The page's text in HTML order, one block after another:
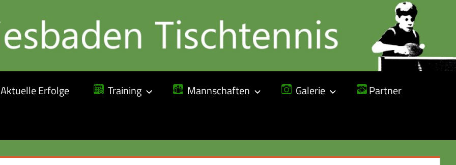
Aktuelle Erfolge Training Mannschaften Galerie Partner